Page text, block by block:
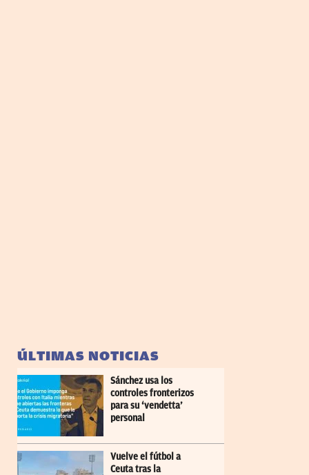
ÚLTIMAS NOTICIAS
Sánchez usa los
controles fronterizos
para su ‘vendetta’
personal
Vuelve el fútbol a
Ceuta tras la